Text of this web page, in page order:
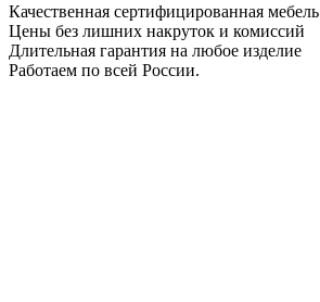
Качественная сертифицированная мебель
Цены без лишних накруток и комиссий
Длительная гарантия на любое изделие
Работаем по всей России.